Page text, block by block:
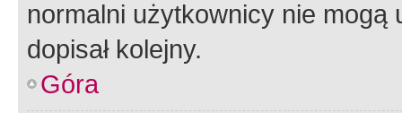
normalni użytkownicy nie
dopisał kolejny.
Góra